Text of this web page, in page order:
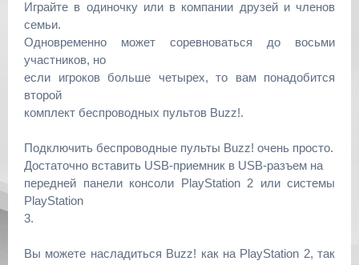
Играйте в одиночку или в компании друзей и членов
семьи.
Одновременно может соревноваться до восьми
участников, но
если игроков больше четырех, то вам понадобится
второй
комплект беспроводных пультов Buzz!.
Подключить беспроводные пульты Buzz! очень просто.
Достаточно вставить USB-приемник в USB-разъем на
передней панели консоли PlayStation 2 или системы
PlayStation
3.
Вы можете насладиться Buzz! как на PlayStation 2, так